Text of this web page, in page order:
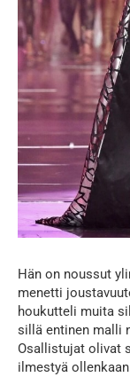
Hän on noussut
menetti
houkutteli muita
sillä entinen malli
Osallistujat olivat
ilmestyä